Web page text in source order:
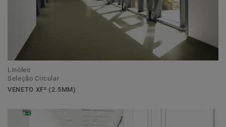
Linóleo
Seleção Circular
VENETO XF² (2.5MM)